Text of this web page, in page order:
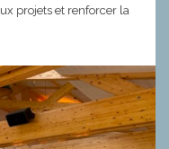
projets et renforcer la